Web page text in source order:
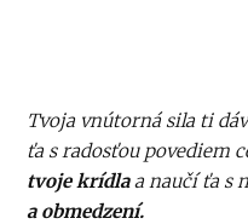
Tvoja vnútorná sila ti
ťa s radosťou povediem
tvoje krídlaa naučí ťa s
a obmedzení.